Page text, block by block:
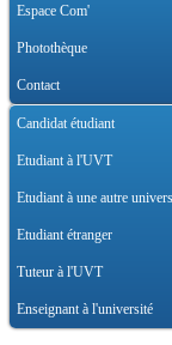
Espace Com'
Photothèque
Contact
Candidat étudiant
Etudiant à l'UVT
Etudiant à une autre
Etudiant étranger
Tuteur à l'UVT
Enseignant à l'université